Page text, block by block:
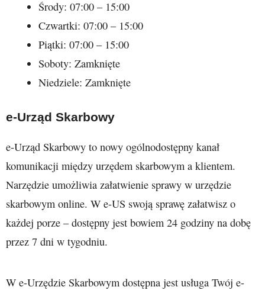
Środy: 07:00 – 15:00
Czwartki: 07:00 – 15:00
Piątki: 07:00 – 15:00
Soboty: Zamknięte
Niedziele: Zamknięte
e-Urząd Skarbowy
e-Urząd Skarbowy to nowy ogólnodostępny kanał
komunikacji między urzędem skarbowym a klientem.
Narzędzie umożliwia załatwienie sprawy w urzędzie
skarbowym online. W e-US swoją sprawę załatwisz o
każdej porze – dostępny jest bowiem 24 godziny na dobę
przez 7 dni w tygodniu.
W e-Urzędzie Skarbowym dostępna jest usługa Twój e-